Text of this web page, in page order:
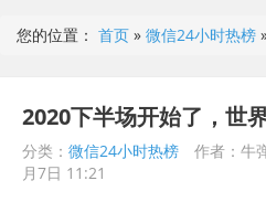
您的位置： 首页 » 微信24小时热榜
2020下半场开始了，世
分类： 微信24小时热榜 作者：牛
月7日 11:21